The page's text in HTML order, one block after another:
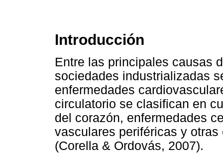
Introducción
Entre las principales causas
sociedades industrializadas
enfermedades
circulatorio se clasifican en
del corazón, enfermedades
vasculares periféricas y
(Corella & Ordovás, 2007).